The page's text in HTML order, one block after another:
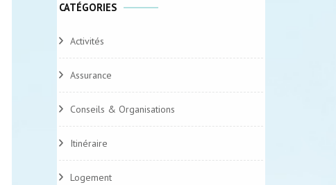
CATÉGORIES
Activités
Assurance
Conseils & Organisations
Itinéraire
Logement